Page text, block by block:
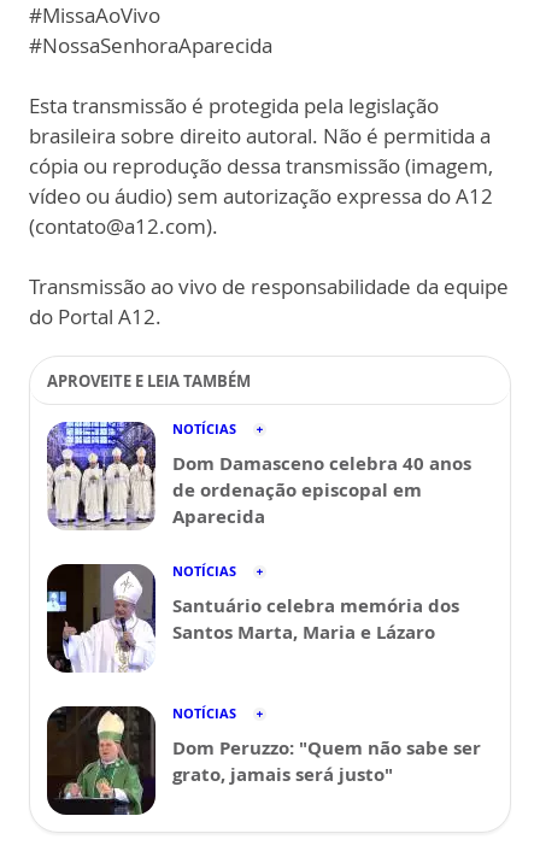
#MissaAoVivo
#NossaSenhoraAparecida
Esta transmissão é protegida pela legislação
brasileira sobre direito autoral. Não é permitida a
cópia ou reprodução dessa transmissão (imagem,
vídeo ou áudio) sem autorização expressa do A12
(contato@a12.com).
Transmissão ao vivo de responsabilidade da equipe
do Portal A12.
APROVEITE E LEIA TAMBÉM
NOTÍCIAS
Dom Damasceno celebra 40 anos
de ordenação episcopal em
Aparecida
NOTÍCIAS
Santuário celebra memória dos
Santos Marta, Maria e Lázaro
NOTÍCIAS
Dom Peruzzo: "Quem não sabe ser
grato, jamais será justo"